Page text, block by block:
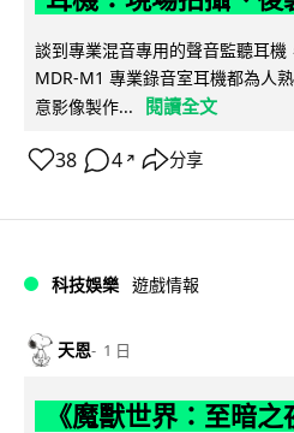
談到專業混音專用的聲音監聽耳
MDR-M1 專業錄音室耳機都為人
意影像製作...
閱讀全文
38 4 ↗ 分享
科技娛樂 遊戲情報
天恩 1 日
《魔獸世界：至暗